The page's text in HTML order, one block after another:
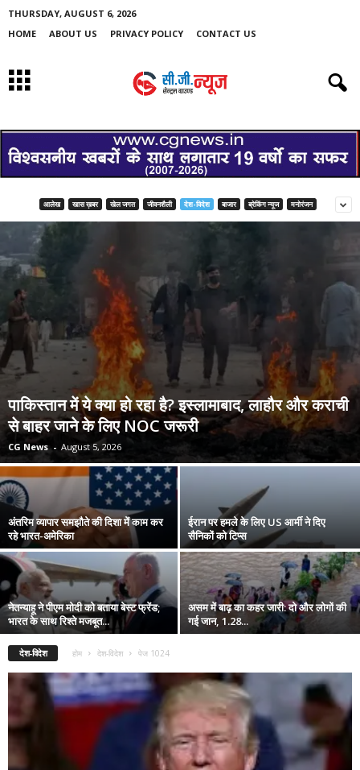
THURSDAY, AUGUST 6, 2026
HOME
ABOUT US PRIVACY POLICY CONTACT US
आलेख खास ख़बर खेल जगत जीवनशैली देश-विदेश बाजार ब्रेकिंग न्यूज मनोरंजन
पाकिस्तान में ये क्या हो रहा है? इस्लामाबाद, लाहौर और कराची
से बाहर जाने के लिए NOC जरूरी
CG News - August 5, 2026
अंतरिम व्यापार समझौते की दिशा में काम कर
रहे भारत-अमेरिका
ईरान पर हमले के लिए US आर्मी ने दिए
सैनिकों को टिप्स
नेतन्याहू ने पीएम मोदी को बताया बेस्ट फ्रेंड;
भारत के साथ रिश्ते मजबूत...
असम में बाढ़ का कहर जारी: दो और लोगों की
गई जान, 1.28...
देश-विदेश होम देश-विदेश पेज 1024